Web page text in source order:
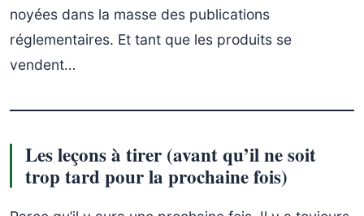
noyées dans la masse des publications
réglementaires. Et tant que les produits se
vendent…
Les leçons à tirer (avant qu’il ne soit
trop tard pour la prochaine fois)